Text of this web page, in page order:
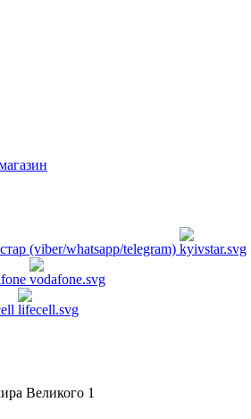
(viber/whatsapp/telegram)
Великого 1